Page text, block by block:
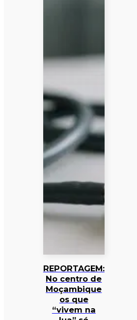
REPORTAGEM:
No centro de
Moçambique
os que
“vivem na